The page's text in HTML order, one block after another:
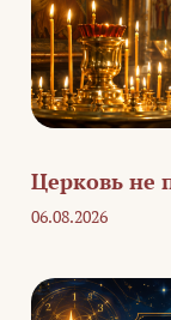
Церковь не
06.08.2026